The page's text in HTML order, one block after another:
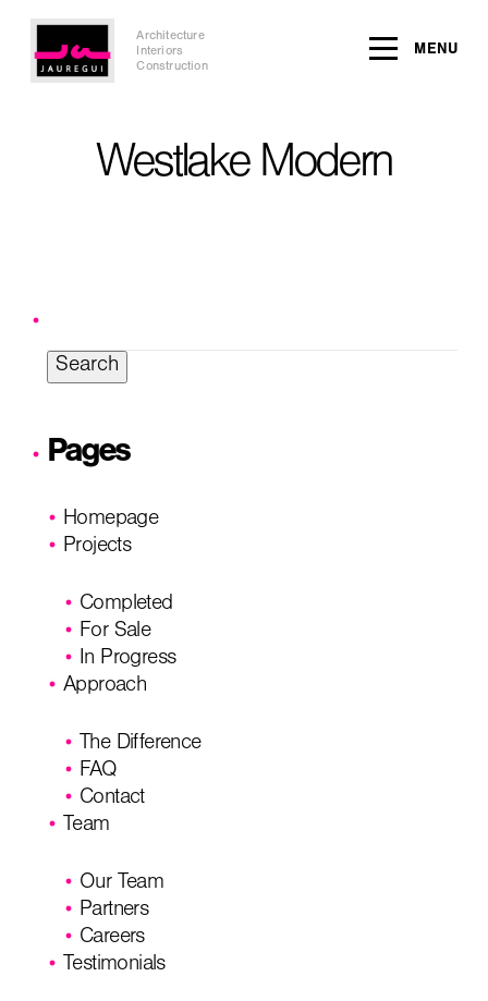
Architecture
Interiors
Construction
MENU
Westlake Modern
Pages
Homepage
Projects
Completed
For Sale
In Progress
Approach
The Difference
FAQ
Contact
Team
Our Team
Partners
Careers
Testimonials